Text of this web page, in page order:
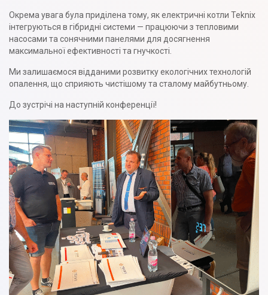
Окрема увага була приділена тому, як електричні котли Teknix
інтегруються в гібридні системи — працюючи з тепловими
насосами та сонячними панелями для досягнення
максимальної ефективності та гнучкості.
Ми залишаємося відданими розвитку екологічних технологій
опалення, що сприяють чистішому та сталому майбутньому.
До зустрічі на наступній конференції!